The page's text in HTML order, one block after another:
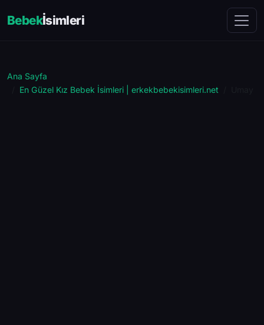
Bebekİsimleri
Ana Sayfa
En Güzel Kız Bebek İsimleri | erkekbebekisimleri.net